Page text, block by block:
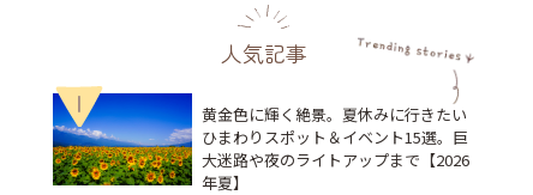
人気記事
1
黄金色に輝く絶景。夏休みに行きたい
ひまわりスポット＆イベント15選。巨
大迷路や夜のライトアップまで【2026
年夏】